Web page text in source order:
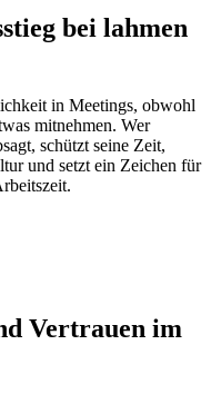
bei lahmen
in Meetings, obwohl
mitnehmen. Wer
schützt seine Zeit,
und setzt ein Zeichen für
Vertrauen im